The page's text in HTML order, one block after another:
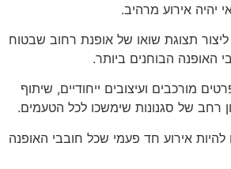
יהיה אירוע מרהיב.
תצוגת שואו של אופנת רחוב שבטוח
האופנה הבוחנים ביותר.
מורכבים ועיצובים ייחודיים, שיתוף
רחב של סגנונות שימשכו לכל הטעמים.
אירוע חד פעמי שכל חובבי האופנה